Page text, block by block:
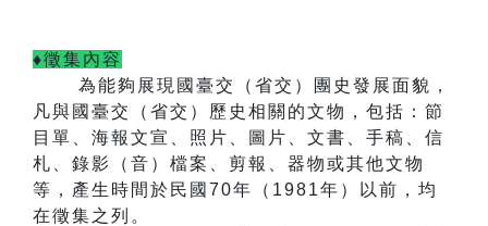
♦徵集內容
為能夠展現國臺交（省交）團史發展面貌，
凡與國臺交（省交）歷史相關的文物，包括：節
目單、海報文宣、照片、圖片、文書、手稿、信
札、錄影（音）檔案、剪報、器物或其他文物
等，產生時間於民國 70年（ 1981年）以前，均
在徵集之列。